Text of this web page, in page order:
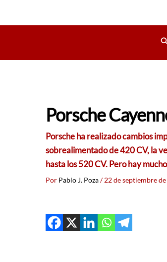
Porsche
Porsche ha realizado cambios
sobrealimentado de 420 CV, la
hasta los 520 CV. Pero hay
Por Pablo J. Poza/22 de septiembre